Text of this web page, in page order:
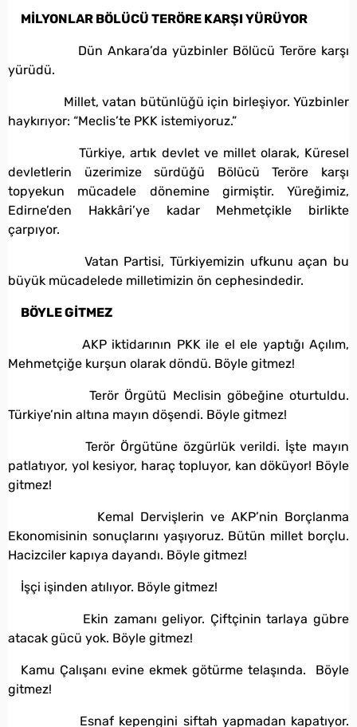
MİLYONLAR BÖLÜCÜ TERÖRE KARŞI YÜRÜYOR
Dün Ankara’da yüzbinler Bölücü Teröre karşı
yürüdü.
Millet, vatan bütünlüğü için birleşiyor. Yüzbinler
haykırıyor: “Meclis’te PKK istemiyoruz.”
Türkiye, artık devlet ve millet olarak, Küresel
devletlerin üzerimize sürdüğü Bölücü Teröre karşı
topyekun mücadele dönemine girmiştir. Yüreğimiz,
Edirne’den Hakkâri’ye kadar Mehmetçikle birlikte
çarpıyor.
Vatan Partisi, Türkiyemizin ufkunu açan bu
büyük mücadelede milletimizin ön cephesindedir.
BÖYLE GİTMEZ
AKP iktidarının PKK ile el ele yaptığı Açılım,
Mehmetçiğe kurşun olarak döndü. Böyle gitmez!
Terör Örgütü Meclisin göbeğine oturtuldu.
Türkiye’nin altına mayın döşendi. Böyle gitmez!
Terör Örgütüne özgürlük verildi. İşte mayın
patlatıyor, yol kesiyor, haraç topluyor, kan döküyor! Böyle
gitmez!
Kemal Dervişlerin ve AKP’nin Borçlanma
Ekonomisinin sonuçlarını yaşıyoruz. Bütün millet borçlu.
Hacizciler kapıya dayandı. Böyle gitmez!
İşçi işinden atılıyor. Böyle gitmez!
Ekin zamanı geliyor. Çiftçinin tarlaya gübre
atacak gücü yok. Böyle gitmez!
Kamu Çalışanı evine ekmek götürme telaşında. Böyle
gitmez!
Esnaf kepengini siftah yapmadan kapatıyor.